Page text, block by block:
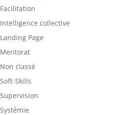
Facilitation
Intelligence collective
Landing Page
Mentorat
Non classé
Soft-Skills
Supervision
Systémie